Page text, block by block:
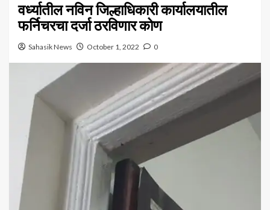
वर्ध्यातील नविन जिल्हाधिकारी कार्यालयातील
फर्निचरचा दर्जा ठरविणार कोण
Sahasik News October 1, 2022 0